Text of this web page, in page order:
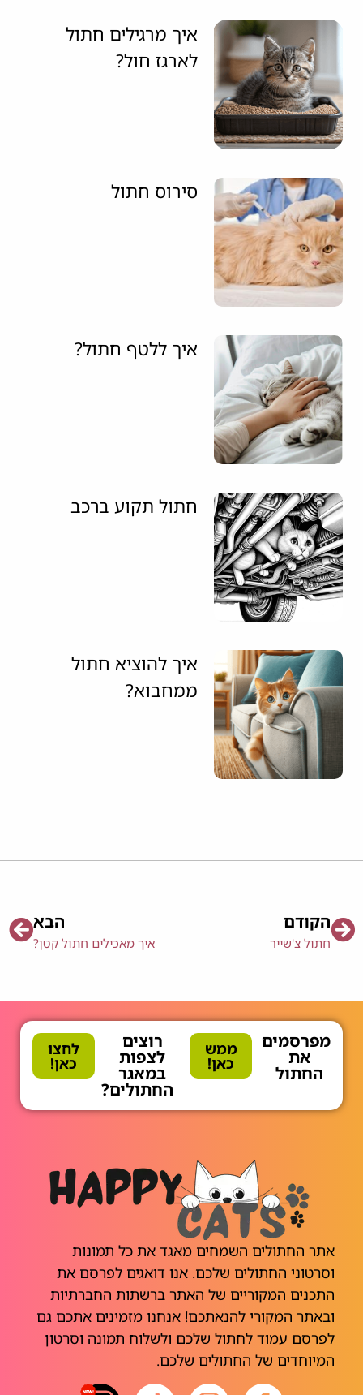
איך מרגילים חתול
לארגז חול?
סירוס חתול
איך ללטף חתול?
חתול תקוע ברכב
איך להוציא חתול
ממחבוא?
הקודם
חתול צ'שייר
הבא
איך מאכילים חתול קטן?
מפרסמים
את
החתול
ממש
כאן!
רוצים
לצפות
במאגר
החתולים?
לחצו
כאן!
אתר החתולים השמחים מאגד את כל תמונות
וסרטוני החתולים שלכם. אנו דואגים לפרסם את
התכנים המקוריים של האתר ברשתות החברתיות
ובאתר המקורי להנאתכם! אנחנו מזמינים אתכם גם
לפרסם עמוד לחתול שלכם ולשלוח תמונה וסרטון
המיוחדים של החתולים שלכם.